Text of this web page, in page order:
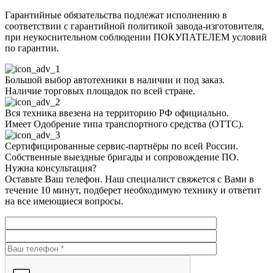
Гарантийные обязательства подлежат исполнению в
соответствии с гарантийной политикой завода-изготовителя,
при неукоснительном соблюдении ПОКУПАТЕЛЕМ условий
по гарантии.
Большой выбор автотехники в наличии и под заказ.
Наличие торговых площадок по всей стране.
Вся техника ввезена на территорию РФ официально.
Имеет Одобрение типа транспортного средства (ОТТС).
Сертифицированные сервис-партнёры по всей России.
Собственные выездные бригады и сопровождение ПО.
Нужна консультация?
Оставьте Ваш телефон. Наш специалист свяжется с Вами в
течение 10 минут, подберет необходимую технику и ответит
на все имеющиеся вопросы.